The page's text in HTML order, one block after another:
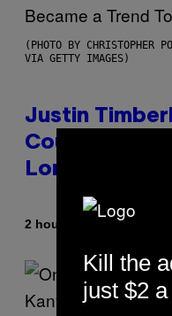
(PHOTO BY CHRISTOPHER
VIA GETTY IMAGES)
Justin
Country-
Long Before
2 hours ago
Kill the
just $2